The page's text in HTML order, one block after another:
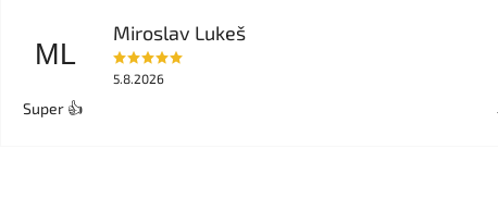
ML
Miroslav Lukeš
5.8.2026
Super 👍